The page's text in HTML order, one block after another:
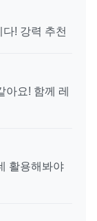
! 강력 추천
아요! 함께 레
활용해봐야